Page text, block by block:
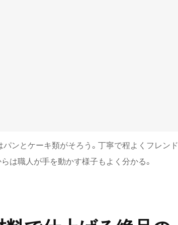
ンとケーキ類がそろう。丁寧で程よくフレンド
は職人が手を動かす様子もよく分かる。